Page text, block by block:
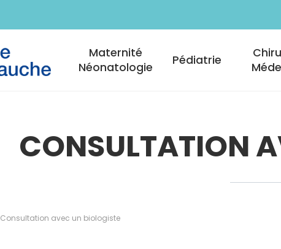
Maternité
Néonatologie
Pédiatrie
CONSULTATION
Consultation avec un biologiste